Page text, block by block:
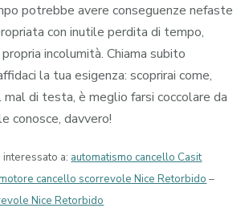
potrebbe avere conseguenze nefaste
con inutile perdita di tempo,
incolumità. Chiama subito
la tua esigenza: scoprirai come,
mal di testa, è meglio farsi coccolare da
conosce, davvero!
a: automatismo cancello Casit
cancello scorrevole Nice Retorbido –
Nice Retorbido